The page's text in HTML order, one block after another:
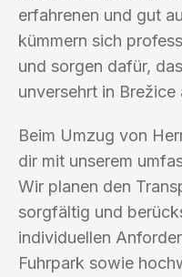
erfahrenen und gut
kümmern sich
und sorgen dafür,
unversehrt in Brežice
Beim Umzug von
dir mit unserem
Wir planen den
sorgfältig und
individuellen
Fuhrpark sowie